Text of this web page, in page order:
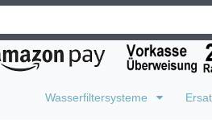
Wasserfiltersysteme